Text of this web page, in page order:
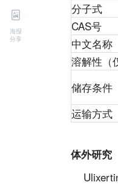
海报
分享
分子式
CAS号
中文名称
溶解性（
储存条件
运输方式
体外研究